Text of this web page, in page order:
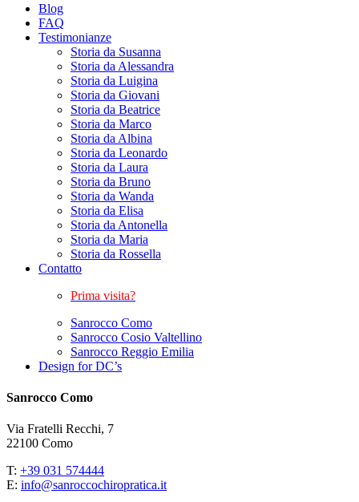
Blog
FAQ
Testimonianze
Storia da Susanna
Storia da Alessandra
Storia da Luigina
Storia da Giovani
Storia da Beatrice
Storia da Marco
Storia da Albina
Storia da Leonardo
Storia da Laura
Storia da Bruno
Storia da Wanda
Storia da Elisa
Storia da Antonella
Storia da Maria
Storia da Rossella
Contatto
Prima visita?
Sanrocco Como
Sanrocco Cosio Valtellino
Sanrocco Reggio Emilia
Design for DC’s
Sanrocco Como
Via Fratelli Recchi, 7
22100 Como
T: +39 031 574444
E: info@sanroccochiropratica.it